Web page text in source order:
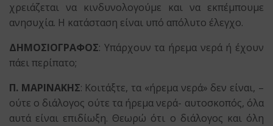
χρειάζεται να κινδυνολογούμε και να εκπέμπουμε
ανησυχία. Η κατάσταση είναι υπό απόλυτο έλεγχο.
ΔΗΜΟΣΙΟΓΡΑΦΟΣ: Υπάρχουν τα ήρεμα νερά ή έχουν
πάει περίπατο;
Π. ΜΑΡΙΝΑΚΗΣ: Κοιτάξτε, τα «ήρεμα νερά» δεν είναι, –
ούτε ο διάλογος ούτε τα ήρεμα νερά- αυτοσκοπός, όλα
αυτά είναι επιδίωξη. Θεωρώ ότι ο διάλογος και όλη